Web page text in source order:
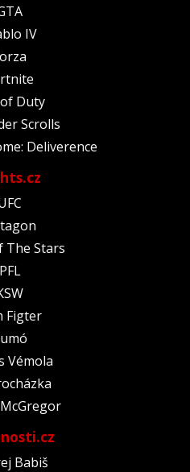
IV
Duty
Scrolls
Deliverence
The Stars
PFL
Figter
Vémola
Babiš